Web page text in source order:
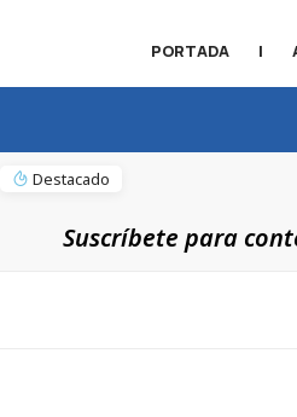
PORTADA |
Destacado
Suscríbete para